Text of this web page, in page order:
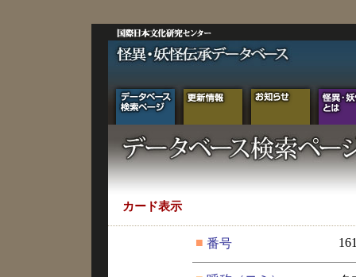
カード表示
■ 番号